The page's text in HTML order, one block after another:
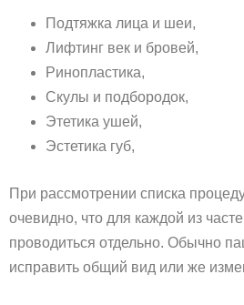
Подтяжка лица и шеи,
Лифтинг век и бровей,
Ринопластика,
Скулы и подбородок,
Этетика ушей,
Эстетика губ,
При рассмотрении списка
очевидно, что для каждой из
проводиться отдельно. Обычно
исправить общий вид или же